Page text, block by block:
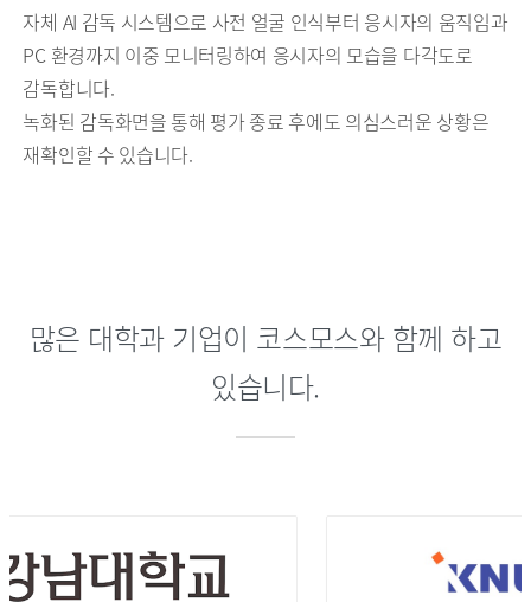
자체 AI 감독 시스템으로 사전 얼굴 인식부터 응시자의 움직임과
PC 환경까지 이중 모니터링하여 응시자의 모습을 다각도로
감독합니다.
녹화된 감독화면을 통해 평가 종료 후에도 의심스러운 상황은
재확인할 수 있습니다.
많은 대학과 기업이 코스모스와 함께 하고
있습니다.